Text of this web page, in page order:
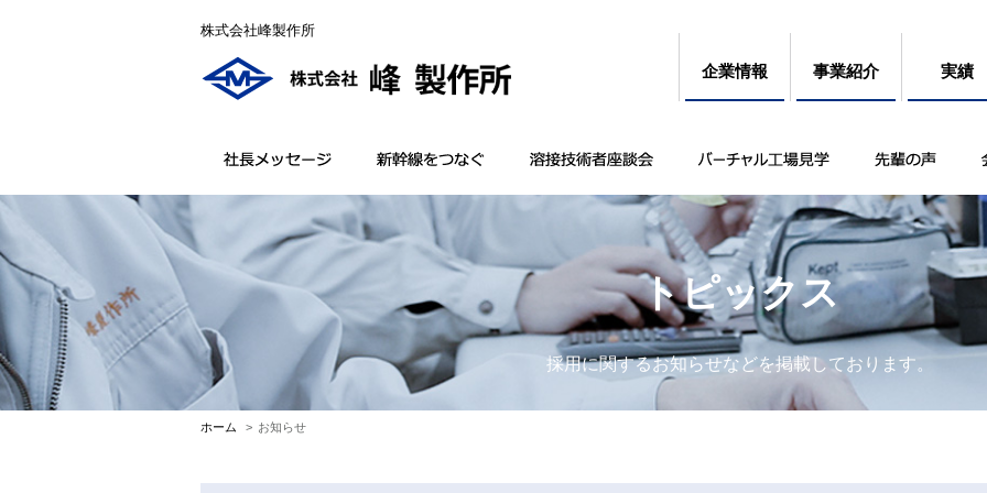
株式会社峰製作所
企業情報 事業紹介 実績
トピックス
採用に関するお知らせなどを掲載しております。
ホーム お知らせ